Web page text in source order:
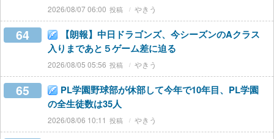
2026/08/07 06:00 やきう
64
【朗報】中日ドラゴンズ、今シーズンのAクラス
入りまであと５ゲーム差に迫る
2026/08/05 05:56 やきう
65
PL学園野球部が休部して今年で10年目、PL学園
の全生徒数は35人
2026/08/06 10:11 やきう